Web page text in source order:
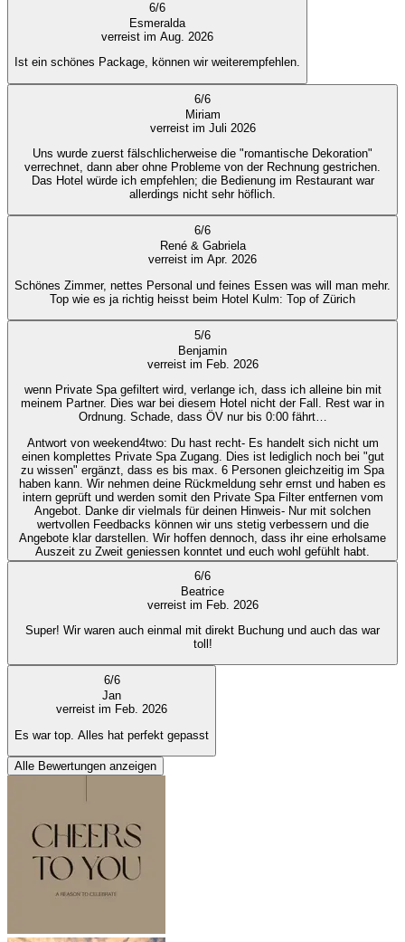
6/6
Esmeralda
verreist im Aug. 2026
Ist ein schönes Package, können wir weiterempfehlen.
6/6
Miriam
verreist im Juli 2026
Uns wurde zuerst fälschlicherweise die "romantische Dekoration"
verrechnet, dann aber ohne Probleme von der Rechnung gestrichen.
Das Hotel würde ich empfehlen; die Bedienung im Restaurant war
allerdings nicht sehr höflich.
6/6
René & Gabriela
verreist im Apr. 2026
Schönes Zimmer, nettes Personal und feines Essen was will man mehr.
Top wie es ja richtig heisst beim Hotel Kulm: Top of Zürich
5/6
Benjamin
verreist im Feb. 2026
wenn Private Spa gefiltert wird, verlange ich, dass ich alleine bin mit
meinem Partner. Dies war bei diesem Hotel nicht der Fall. Rest war in
Ordnung. Schade, dass ÖV nur bis 0:00 fährt…
Antwort von weekend4two: Du hast recht- Es handelt sich nicht um
einen komplettes Private Spa Zugang. Dies ist lediglich noch bei "gut
zu wissen" ergänzt, dass es bis max. 6 Personen gleichzeitig im Spa
haben kann. Wir nehmen deine Rückmeldung sehr ernst und haben es
intern geprüft und werden somit den Private Spa Filter entfernen vom
Angebot. Danke dir vielmals für deinen Hinweis- Nur mit solchen
wertvollen Feedbacks können wir uns stetig verbessern und die
Angebote klar darstellen. Wir hoffen dennoch, dass ihr eine erholsame
Auszeit zu Zweit geniessen konntet und euch wohl gefühlt habt.
6/6
Beatrice
verreist im Feb. 2026
Super! Wir waren auch einmal mit direkt Buchung und auch das war
toll!
6/6
Jan
verreist im Feb. 2026
Es war top. Alles hat perfekt gepasst
Alle Bewertungen anzeigen